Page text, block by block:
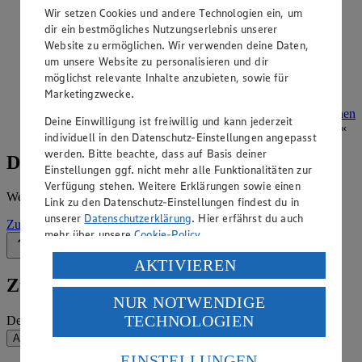
Angebote der Woche im Prospekt
ansehen
Siehe dir die Angebote der Woche deines Marktes im
digitalen Blätterkatalog an.
Ansehen
Details zum Markt
Weitere Informationen – alles auf einem Blick.
Zur Marktseite
Zurück nach oben
Zum Newsletter anmelden
Deine E-Mail-Adresse (Pflichtfeld)
Absenden
Wir setzen Cookies und andere Technologien ein, um
dir ein bestmögliches Nutzungserlebnis unserer
Website zu ermöglichen. Wir verwenden deine Daten,
um unsere Website zu personalisieren und dir
möglichst relevante Inhalte anzubieten, sowie für
Marketingzwecke.
Deine Einwilligung ist freiwillig und kann jederzeit
individuell in den Datenschutz-Einstellungen angepasst
werden. Bitte beachte, dass auf Basis deiner
Einstellungen ggf. nicht mehr alle Funktionalitäten zur
Verfügung stehen. Weitere Erklärungen sowie einen
Link zu den Datenschutz-Einstellungen findest du in
unserer Datenschutzerklärung. Hier erfährst du auch
mehr über unsereCookie-Policy.
Verarbeitung deiner personenbezogenen Daten in den
USA durch Facebook und YouTube:
Wenn du auf „Aktivieren“ klickst, willigst du im Sinne
des Art. 49 Abs. 1 Satz 1 lit. a) DSGVO ein, dass deine
Daten in den USA verarbeitet werden. Der EuGH sieht
die USA als Land mit einem nach europäischen
AKTIVIEREN
NUR NOTWENDIGE
TECHNOLOGIEN